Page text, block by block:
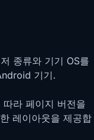
종류와 기기 OS를
기기.
라 페이지 버전을
레이아웃을 제공합